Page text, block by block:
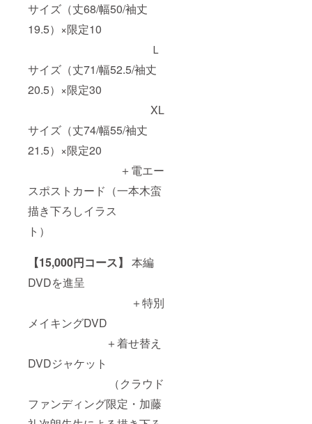
サイズ（丈68/幅50/袖丈
19.5）×限定10
Ｌ
サイズ（丈71/幅52.5/袖丈
20.5）×限定30
XL
サイズ（丈74/幅55/袖丈
21.5）×限定20
＋電エー
スポストカード（一本木蛮
描き下ろしイラス
ト）
【15,000円コース】 本編
DVDを進呈
＋特別
メイキングDVD
＋着せ替え
DVDジャケット
（クラウド
ファンディング限定・加藤